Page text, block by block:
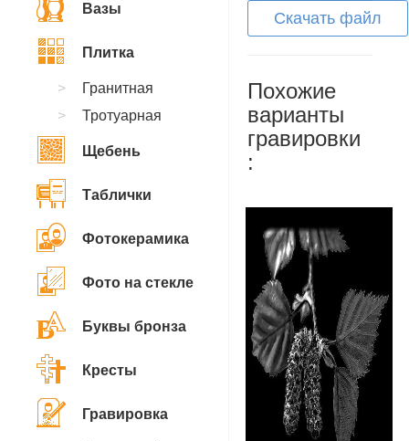
Скачать файл
Похожие
варианты
гравировки
:
Вазы
Плитка
Гранитная
Тротуарная
Щебень
Таблички
Фотокерамика
Фото на стекле
Буквы бронза
Кресты
Гравировка